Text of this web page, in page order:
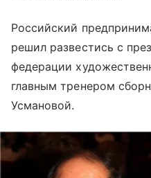
Российский
решил развестись с
федерации
главным тренером
Усмановой.